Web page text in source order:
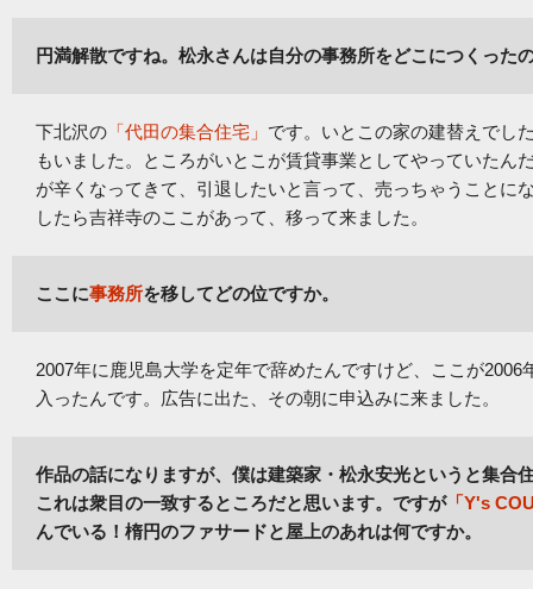
円満解散ですね。松永さんは自分の事務所をどこにつくった
下北沢の 「代田の集合住宅」 です。いとこの家の建替えでし
もいました。ところがいとこが賃貸事業としてやっていたん
が辛くなってきて、引退したいと言って、売っちゃうことに
したら吉祥寺のここがあって、移って来ました。
ここに事務所を移してどの位ですか。
2007年に鹿児島大学を定年で辞めたんですけど、ここが
入ったんです。広告に出た、その朝に申込みに来ました。
作品の話になりますが、僕は建築家・松永安光というと集合
これは衆目の一致するところだと思います。ですが「Y's
んでいる！楕円のファサードと屋上のあれは何ですか。